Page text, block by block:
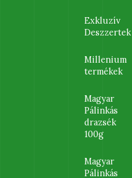
Exkluzív
Deszzertek
Millenium
termékek
Magyar
Pálinkás
drazsék
100g
Magyar
Pálinkás